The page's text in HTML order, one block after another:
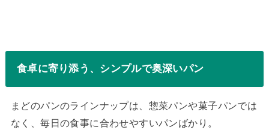
食卓に寄り添う、シンプルで奥深いパン
まどのパンのラインナップは、惣菜パンや菓子パンでは
なく、毎日の食事に合わせやすいパンばかり。